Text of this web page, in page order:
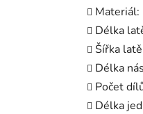
Délka
Šířka
Délka
Počet
Délka